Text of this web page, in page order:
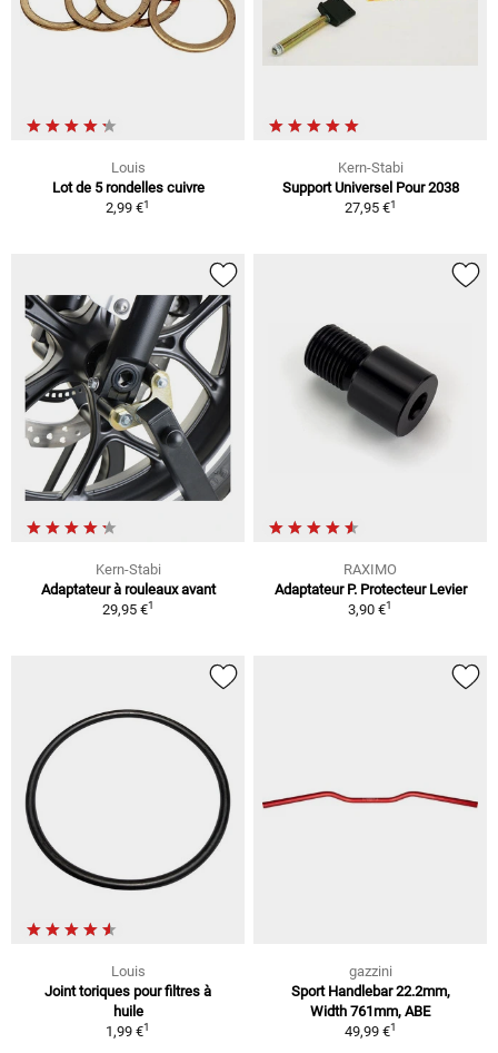
Louis
Lot de 5 rondelles cuivre
2,99 €1
Kern-Stabi
Support Universel Pour 2038
27,95 €1
Kern-Stabi
Adaptateur à rouleaux avant
29,95 €1
RAXIMO
Adaptateur P. Protecteur Levier
3,90 €1
Louis
Joint toriques pour filtres à
huile
1,99 €1
gazzini
Sport Handlebar 22.2mm,
Width 761mm, ABE
49,99 €1